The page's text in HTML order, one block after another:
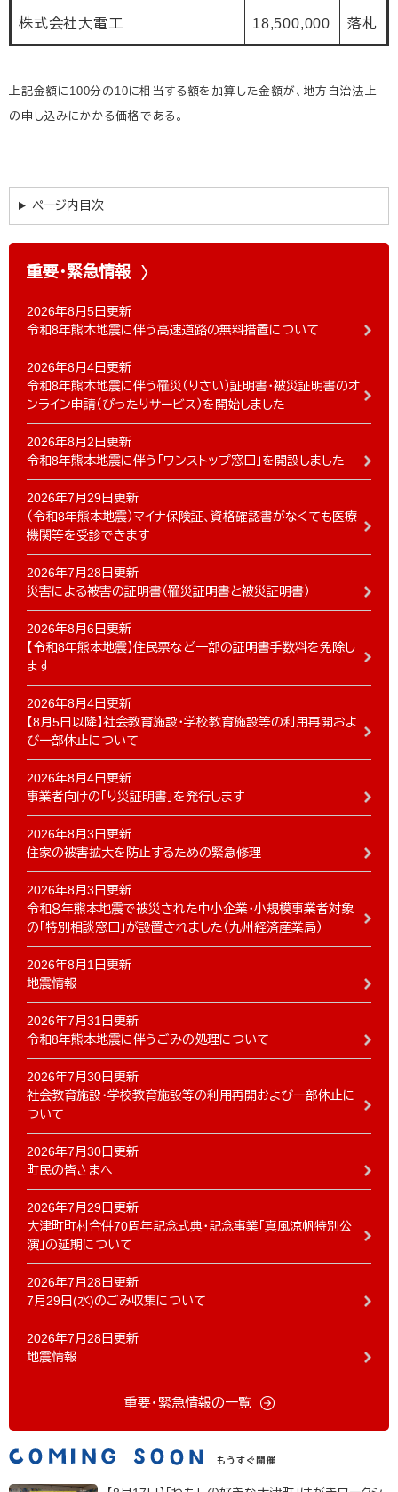
株式会社大電工 18,500,000 落札
上記金額に100分の10に相当する額を加算した金額が、地方自治法上
の申し込みにかかる価格である。
ページ内目次
重要・緊急情報
2026年8月5日更新
令和8年熊本地震に伴う高速道路の無料措置について
2026年8月4日更新
令和8年熊本地震に伴う罹災（りさい）証明書・被災証明書のオ
ンライン申請（ぴったりサービス）を開始しました
2026年8月2日更新
令和8年熊本地震に伴う「ワンストップ窓口」を開設しました
2026年7月29日更新
（令和8年熊本地震）マイナ保険証、資格確認書がなくても医療
機関等を受診できます
2026年7月28日更新
災害による被害の証明書（罹災証明書と被災証明書）
2026年8月6日更新
【令和8年熊本地震】住民票など一部の証明書手数料を免除し
ます
2026年8月4日更新
【8月5日以降】社会教育施設・学校教育施設等の利用再開およ
び一部休止について
2026年8月4日更新
事業者向けの「り災証明書」を発行します
2026年8月3日更新
住家の被害拡大を防止するための緊急修理
2026年8月3日更新
令和８年熊本地震で被災された中小企業・小規模事業者対象
の「特別相談窓口」が設置されました（九州経済産業局）
2026年8月1日更新
地震情報
2026年7月31日更新
令和8年熊本地震に伴うごみの処理について
2026年7月30日更新
社会教育施設・学校教育施設等の利用再開および一部休止に
ついて
2026年7月30日更新
町民の皆さまへ
2026年7月29日更新
大津町町村合併70周年記念式典・記念事業「真風涼帆特別公
演」の延期について
2026年7月28日更新
7月29日(水)のごみ収集について
2026年7月28日更新
地震情報
重要・緊急情報の一覧